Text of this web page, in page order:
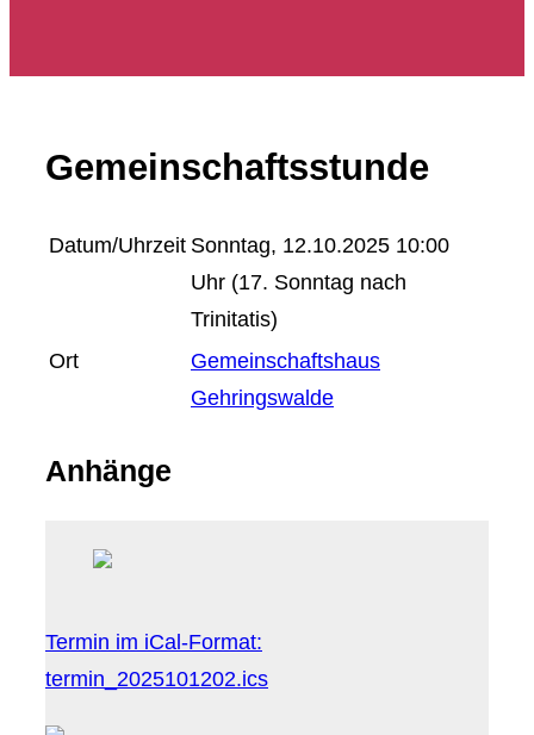
Gemeinschaftsstunde
Datum/Uhrzeit Sonntag, 12.10.2025 10:00
Uhr (17. Sonntag nach
Trinitatis)
Ort
Gemeinschaftshaus
Gehringswalde
Anhänge
Termin im iCal-Format:
termin_2025101202.ics